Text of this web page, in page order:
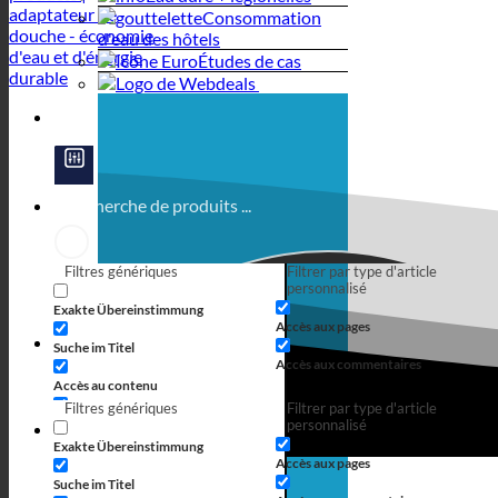
Filtres génériques
Exakte Übereinstimmung
Suche im Titel
Accès au contenu
Recherche dans l'extrait
Filtrer par type d'article
personnalisé
Accès aux pages
Accès aux commentaires
Filtres génériques
Exakte Übereinstimmung
Suche im Titel
Filtrer par type d'article
personnalisé
Accès aux pages
Références mondiales
Consommation
d'eau des hôtels
Études de cas